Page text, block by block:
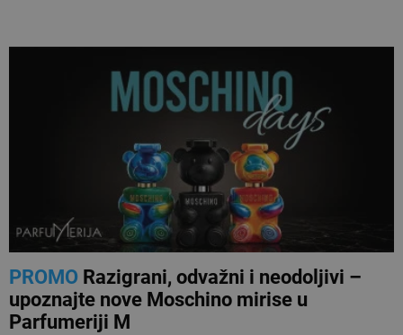
PROMORazigrani, odvažni i neodoljivi –
upoznajte nove Moschino mirise u
Parfumeriji M